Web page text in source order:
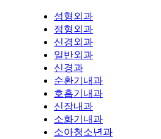
성형외과
정형외과
신경외과
일반외과
신경과
순환기내과
호흡기내과
신장내과
소화기내과
소아청소년과